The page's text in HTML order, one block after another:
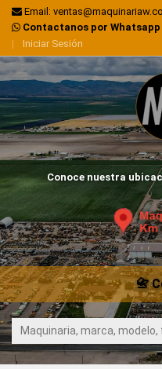
Email:
Contactanos por Whatsapp
|
Iniciar Sesión
Conoce nuestra
📇